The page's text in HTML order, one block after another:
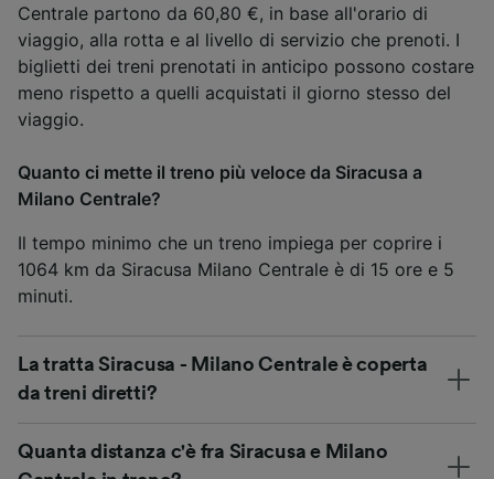
Centrale partono da 60,80 €, in base all'orario di
viaggio, alla rotta e al livello di servizio che prenoti. I
biglietti dei treni prenotati in anticipo possono costare
meno rispetto a quelli acquistati il giorno stesso del
viaggio.
Quanto ci mette il treno più veloce da Siracusa a
Milano Centrale?
Il tempo minimo che un treno impiega per coprire i
1064 km da Siracusa Milano Centrale è di 15 ore e 5
minuti.
La tratta Siracusa - Milano Centrale è coperta
da treni diretti?
Quanta distanza c'è fra Siracusa e Milano